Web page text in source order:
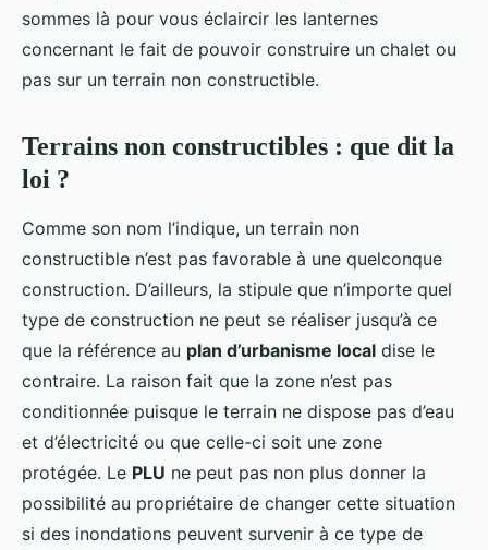
sommes là pour vous éclaircir les lanternes
concernant le fait de pouvoir construire un chalet ou
pas sur un terrain non constructible.
Terrains non constructibles : que dit la
loi ?
Comme son nom l’indique, un terrain non
constructible n’est pas favorable à une quelconque
construction. D’ailleurs, la stipule que n’importe quel
type de construction ne peut se réaliser jusqu’à ce
que la référence au plan d’urbanisme local dise le
contraire. La raison fait que la zone n’est pas
conditionnée puisque le terrain ne dispose pas d’eau
et d’électricité ou que celle-ci soit une zone
protégée. Le PLU ne peut pas non plus donner la
possibilité au propriétaire de changer cette situation
si des inondations peuvent survenir à ce type de